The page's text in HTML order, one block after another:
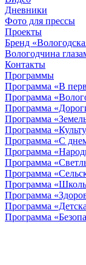
Дневники
Фото для прессы
Проекты
Бренд
Вологодчина
Контакты
Программы
Программа «В
Программа
Программа
Программа
Программа
Программа «С
Программа
Программа
Программа
Программа
Программа
Программа
Программа